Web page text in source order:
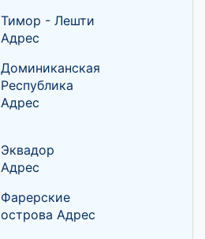
Тимор - Лешти
Адрес
Доминиканская
Республика
Адрес
Эквадор
Адрес
Фарерские
острова Адрес